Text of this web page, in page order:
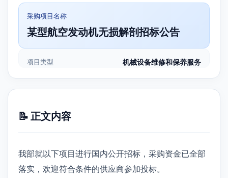
采购项目名称
某型航空发动机无损解剖招标公告
项目类型 机械设备维修和保养服务
📝 正文内容
我部就以下项目进行国内公开招标，采购资金已全部
落实，欢迎符合条件的供应商参加投标。